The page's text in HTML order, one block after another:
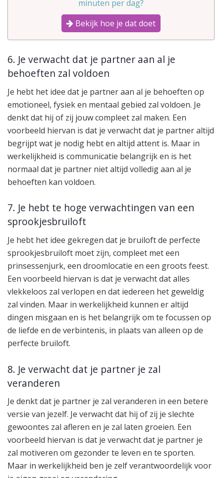
minuten per dag?
Bekijk hoe je dat doet
6. Je verwacht dat je partner aan al je
behoeften zal voldoen
Je hebt het idee dat je partner aan al je behoeften op
emotioneel, fysiek en mentaal gebied zal voldoen. Je
denkt dat hij of zij jouw compleet zal maken. Een
voorbeeld hiervan is dat je verwacht dat je partner altijd
begrijpt wat je nodig hebt en altijd attent is. Maar in
werkelijkheid is communicatie belangrijk en is het
normaal dat je partner niet altijd volledig aan al je
behoeften kan voldoen.
7. Je hebt te hoge verwachtingen van een
sprookjesbruiloft
Je hebt het idee gekregen dat je bruiloft de perfecte
sprookjesbruiloft moet zijn, compleet met een
prinsessenjurk, een droomlocatie en een groots feest.
Een voorbeeld hiervan is dat je verwacht dat alles
vlekkeloos zal verlopen en dat iedereen het geweldig
zal vinden. Maar in werkelijkheid kunnen er altijd
dingen misgaan en is het belangrijk om te focussen op
de liefde en de verbintenis, in plaats van alleen op de
perfecte bruiloft.
8. Je verwacht dat je partner je zal
veranderen
Je denkt dat je partner je zal veranderen in een betere
versie van jezelf. Je verwacht dat hij of zij je slechte
gewoontes zal afleren en je zal laten groeien. Een
voorbeeld hiervan is dat je verwacht dat je partner je
zal motiveren om gezonder te leven en te sporten.
Maar in werkelijkheid ben je zelf verantwoordelijk voor